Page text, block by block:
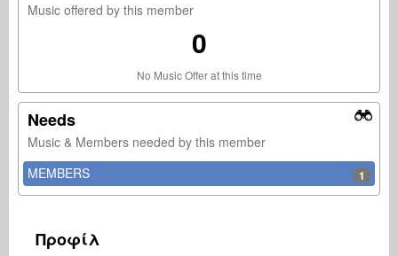
Music offered by this member
0
No Music Offer at this time
Needs
Music & Members needed by this member
MEMBERS
1
Προφίλ